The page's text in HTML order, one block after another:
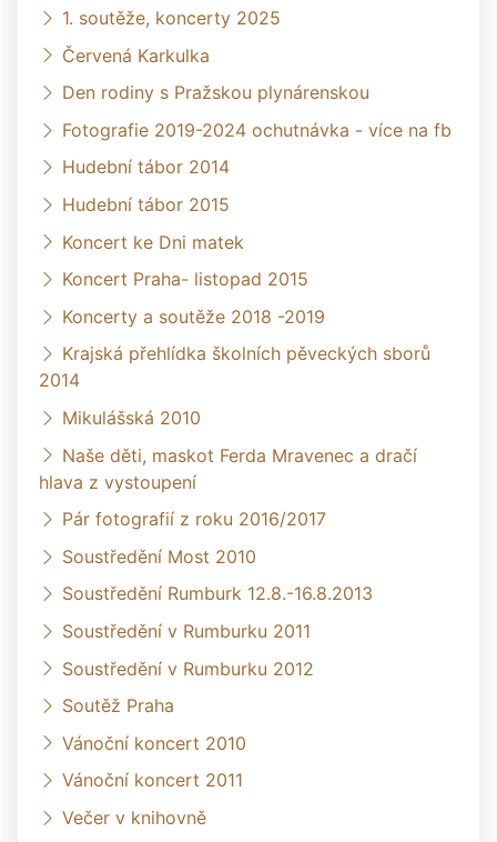
1. soutěže, koncerty 2025
Červená Karkulka
Den rodiny s Pražskou plynárenskou
Fotografie 2019-2024 ochutnávka - více na fb
Hudební tábor 2014
Hudební tábor 2015
Koncert ke Dni matek
Koncert Praha- listopad 2015
Koncerty a soutěže 2018 -2019
Krajská přehlídka školních pěveckých sborů
2014
Mikulášská 2010
Naše děti, maskot Ferda Mravenec a dračí
hlava z vystoupení
Pár fotografií z roku 2016/2017
Soustředění Most 2010
Soustředění Rumburk 12.8.-16.8.2013
Soustředění v Rumburku 2011
Soustředění v Rumburku 2012
Soutěž Praha
Vánoční koncert 2010
Vánoční koncert 2011
Večer v knihovně